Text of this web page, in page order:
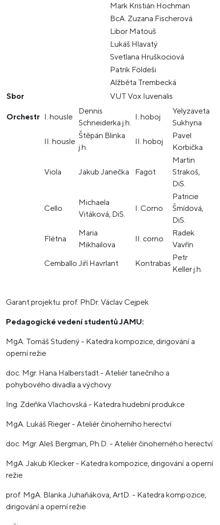
Mark Kristián Hochman
BcA. Zuzana Fischerová
Libor Matouš
Lukáš Hlavatý
Svetlana Hruškociová
Patrik Földeši
Alžběta Trembecká
Sbor
VUT Vox Iuvenalis
Orchestr I. housle
Dennis
Schneiderka j.h.
I. hoboj
Yelyzaveta
Sukhyna
II. housle
Štěpán Blinka
j.h.
II. hoboj
Pavel
Korbička
Viola Jakub Janečka Fagot
Martin
Strakoš,
DiS.
Cello
Michaela
Vitáková, DiS.
I. Corno
Patricie
Šmídová,
DiS.
Flétna
Maria
Mikhailova
II. corno
Radek
Vavřín
Cemballo Jiří Havrlant Kontrabas
Petr
Keller j.h.
Garant projektu: prof. PhDr. Václav Cejpek
Pedagogické vedení studentů JAMU:
MgA. Tomáš Studený - Katedra kompozice, dirigování a
operní režie
doc. Mgr. Hana Halberstadt - Ateliér tanečního a
pohybového divadla a výchovy
Ing. Zdeňka Vlachovská - Katedra hudební produkce
MgA. Lukáš Rieger - Ateliér činoherního herectví
doc. Mgr. Aleš Bergman, Ph.D. - Ateliér činoherného herectví
MgA. Jakub Klecker - Katedra kompozice, dirigování a operní
režie
prof. MgA. Blanka Juhaňákova, ArtD. - Katedra kompozice,
dirigování a operní režie